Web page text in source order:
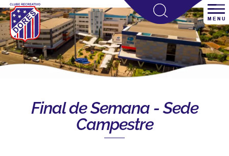
Final de Semana - Sede
Campestre